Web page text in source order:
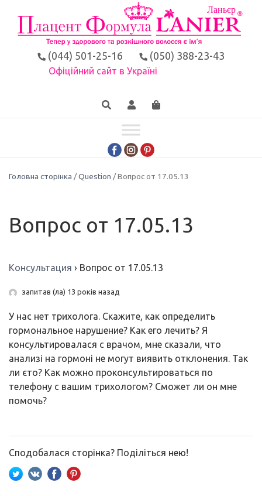
(044) 501-25-16 (050) 388-23-43
Офіційний сайт в Україні
Головна сторінка /Question / Вопрос от 17.05.13
Вопрос от 17.05.13
Консультация › Вопрос от 17.05.13
запитав (ла) 13 років назад
У нас нет трихолога. Скажите, как определить
гормональное нарушение? Как его лечить? Я
консультировалася с врачом, мне сказали, что
анализі на гормоні не могут виявить отклонения. Так
ли єто? Как можно проконсультироваться по
телефону с вашим трихологом? Сможет ли он мне
помочь?
Сподобалася сторінка? Поділіться нею!